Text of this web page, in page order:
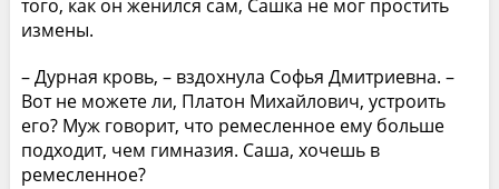
того, как он женился сам, Сашка не мог простить
измены.
– Дурная кровь, – вздохнула Софья Дмитриевна. –
Вот не можете ли, Платон Михайлович, устроить
его? Муж говорит, что ремесленное ему больше
подходит, чем гимназия. Саша, хочешь в
ремесленное?